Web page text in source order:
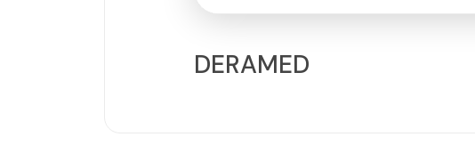
DERAMED